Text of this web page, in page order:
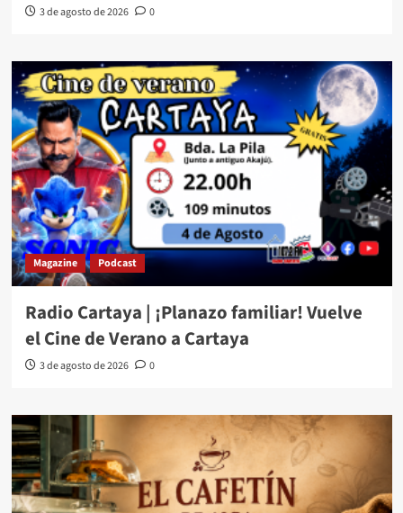
3 de agosto de 2026 0
Magazine Podcast
Radio Cartaya | ¡Planazo familiar! Vuelve
el Cine de Verano a Cartaya
3 de agosto de 2026 0